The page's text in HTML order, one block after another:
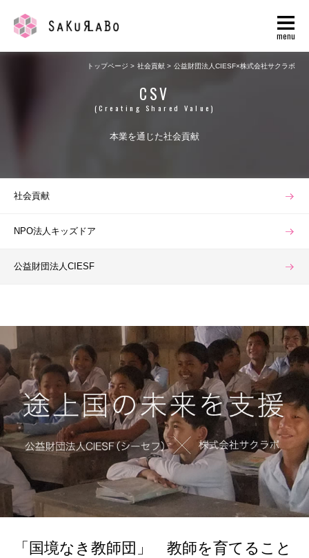
menu
CSV
(Creating Shared Value)
本業を通じた社会貢献
トップページ 社会貢献 公益財団法人CIESF×株式会社サクラボ
社会貢献
NPO法人キッズドア
公益財団法人CIESF
「国境なき教師団」 教師を育てること